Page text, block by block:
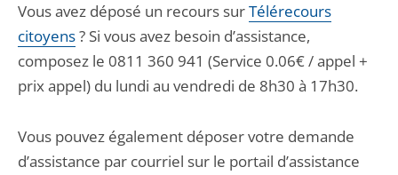
Vous avez déposé un recours surTélérecours
citoyens? Si vous avez besoin d’assistance,
composez le 0811 360 941 (Service 0.06€ / appel +
prix appel) du lundi au vendredi de 8h30 à 17h30.
Vous pouvez également déposer votre demande
d’assistance par courriel sur le portail d’assistance